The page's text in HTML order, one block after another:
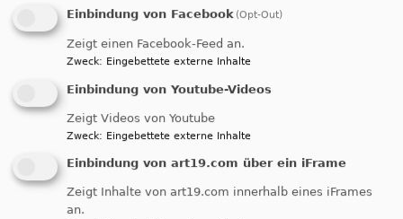
Niemand soll unfreiwillig allein den Heiligabend
feiern müssen, gleich ob Single oder Paar, ob
jung oder alt, ob reich oder arm.
Es gibt ein festliches Essen, ein Programm und
auch ein Geschenk.
Da es ein Festessen und Weihnachten gefeiert
wird, kommen die Menschen dem Anlass
entsprechen gekleidet insEvangelische Haus.
Einbindung von Facebook (Opt-Out)
Zeigt einen Facebook-Feed an.
Zweck: Eingebettete externe Inhalte
Einbindung von Youtube-Videos
Zeigt Videos von Youtube
Zweck: Eingebettete externe Inhalte
Einbindung von art19.com über ein iFrame
Zeigt Inhalte von art19.com innerhalb eines iFrames
an.